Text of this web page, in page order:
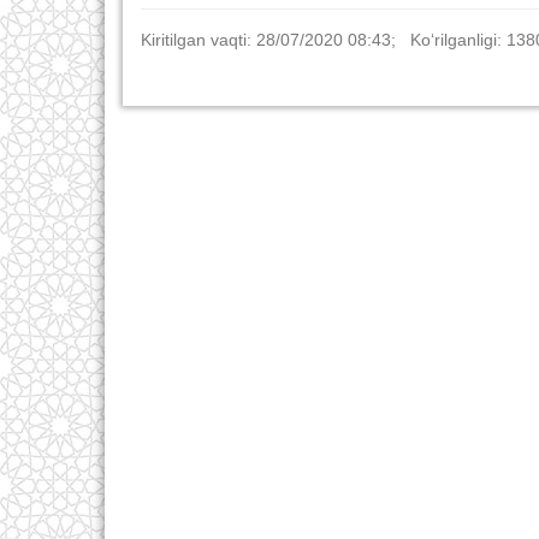
Kiritilgan vaqti: 28/07/2020 08:43; Ko‘rilganligi: